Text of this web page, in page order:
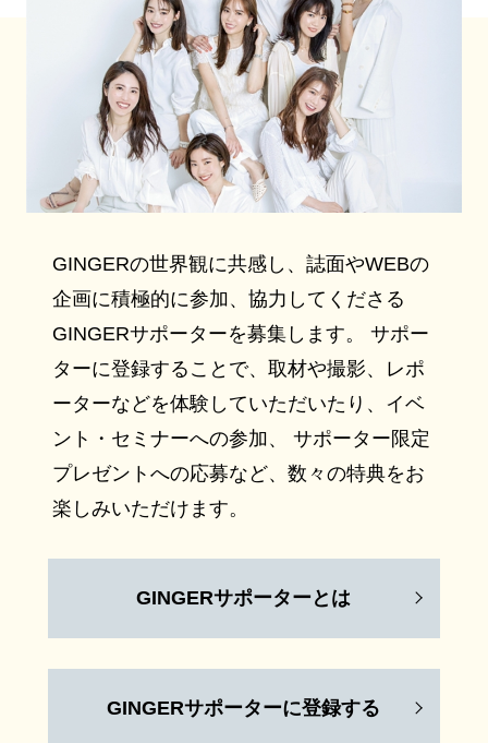
GINGERの世界観に共感し、誌面やWEBの
企画に積極的に参加、協力してくださる
GINGERサポーターを募集します。 サポー
ターに登録することで、取材や撮影、レポ
ーターなどを体験していただいたり、イベ
ント・セミナーへの参加、 サポーター限定
プレゼントへの応募など、数々の特典をお
楽しみいただけます。
GINGERサポーターとは
GINGERサポーターに登録する